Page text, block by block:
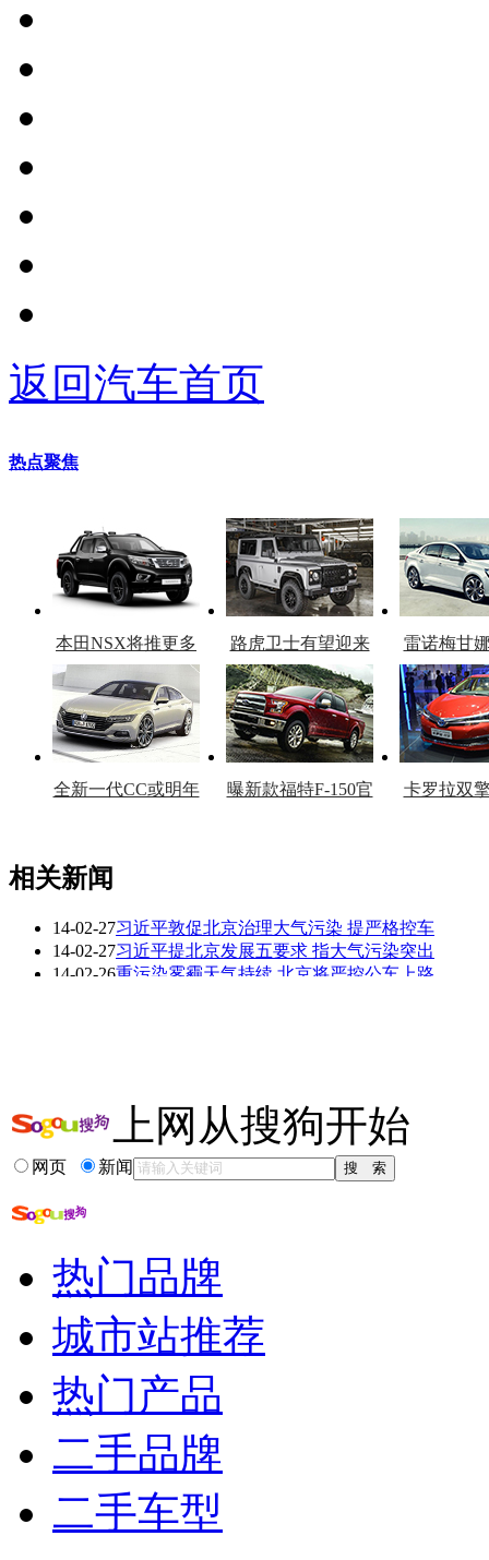
返回汽车首页
热点聚焦
本田NSX将推更多
车型
路虎卫士有望迎来
复产
雷诺梅甘
官
全新一代CC或明年
曝新款福特F-150官
卡罗拉双
看赛车宝贝争奇斗
艳
车模美腿爆乳无惧
走光
相关新闻
14-02-27习近平敦促北京治理大气污染 提严格控车
14-02-27习近平提北京发展五要求 指大气污染突出
14-02-26重污染雾霾天气持续 北京将严控公车上路
相关推荐
北京 上海严控人口
北京严控外来人口
六个严禁 一个严控
严控三公经费措施
严控废物名录
上网从搜狗开始
网页 新闻
热门品牌
城市站推荐
热门产品
二手品牌
二手车型